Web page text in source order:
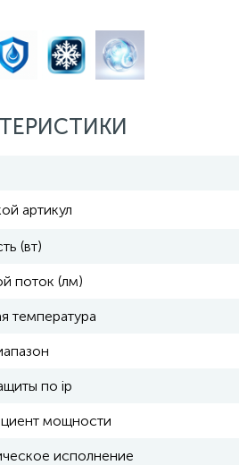
артикул
(вт)
поток (лм)
температура
по ip
мощности
исполнение